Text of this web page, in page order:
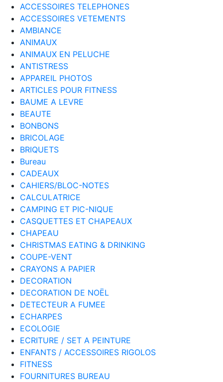
ACCESSOIRES TELEPHONES
ACCESSOIRES VETEMENTS
AMBIANCE
ANIMAUX
ANIMAUX EN PELUCHE
ANTISTRESS
APPAREIL PHOTOS
ARTICLES POUR FITNESS
BAUME A LEVRE
BEAUTE
BONBONS
BRICOLAGE
BRIQUETS
Bureau
CADEAUX
CAHIERS/BLOC-NOTES
CALCULATRICE
CAMPING ET PIC-NIQUE
CASQUETTES ET CHAPEAUX
CHAPEAU
CHRISTMAS EATING & DRINKING
COUPE-VENT
CRAYONS A PAPIER
DECORATION
DECORATION DE NOËL
DETECTEUR A FUMEE
ECHARPES
ECOLOGIE
ECRITURE / SET A PEINTURE
ENFANTS / ACCESSOIRES RIGOLOS
FITNESS
FOURNITURES BUREAU